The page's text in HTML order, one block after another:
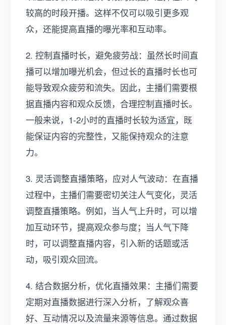
较高的时段开播。这样不仅可以吸引更多观
众，还能提高直播的曝光率和互动率。
2. 控制直播时长，避免疲劳战：虽然长时间直
播可以增加曝光机会，但过长的直播时长也可
能导致观众疲劳和流失。因此，主播们需要根
据直播内容和观众反馈，合理控制直播时长。
一般来说，1-2小时的直播时长较为适宜，既
能保证内容的完整性，又能保持观众的注意
力。
3. 灵活调整直播策略，应对人气波动：在直播
过程中，主播们需要密切关注人气变化，灵活
调整直播策略。例如，当人气上升时，可以增
加互动环节，提高观众参与度；当人气下降
时，可以调整直播内容，引入新的话题或活
动，吸引观众回流。
4. 结合数据分析，优化直播效果：主播们需要
定期对直播数据进行深入分析，了解观众喜
好、互动情况以及流量来源等信息。通过数据